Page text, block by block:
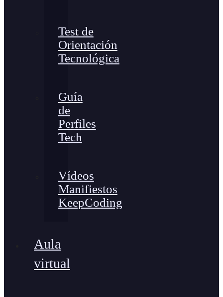
Test de
Orientación
Tecnológica
Guía
de
Perfiles
Tech
Vídeos
Manifiestos
KeepCoding
Aula
virtual